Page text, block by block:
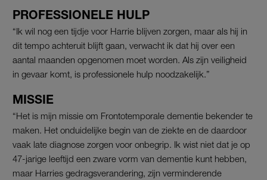
PROFESSIONELE HULP
“Ik wil nog een tijdje voor Harrie blijven zorgen, maar als hij in
dit tempo achteruit blijft gaan, verwacht ik dat hij over een
aantal maanden opgenomen moet worden. Als zijn veiligheid
in gevaar komt, is professionele hulp noodzakelijk.”
MISSIE
“Het is mijn missie om Frontotemporale dementie bekender te
maken. Het onduidelijke begin van de ziekte en de daardoor
vaak late diagnose zorgen voor onbegrip. Ik wist niet dat je op
47-jarige leeftijd een zware vorm van dementie kunt hebben,
maar Harries gedragsverandering, zijn verminderende